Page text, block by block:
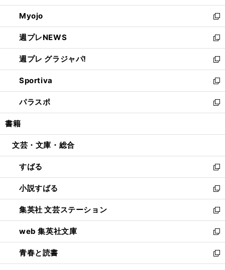
開
く
ウ
で
開
く
ン
ド
ウ
で
開
く
ウ
ィ
ン
ド
ウ
で
開
く
Myojo
新
し
い
ウ
ィ
ン
ド
ウ
で
開
週プレNEWS
新
し
い
ウ
ィ
ン
ド
ウ
開
週プレ グラジャパ!
新
し
い
ウ
ィ
ン
ウ
開
く
Sportiva
新
し
い
ウ
ン
ウ
で
開
く
パラスポ
新
し
ウ
ン
ド
ウ
で
開
く
書籍
文芸・文庫・総合
すばる
新
し
い
ウ
ィ
ン
ド
ウ
で
開
小説すばる
新
し
い
ウ
ィ
ン
ド
ウ
集英社 文芸ステーション
新
し
い
ウ
ィ
ン
web 集英社文庫
新
し
い
ウ
青春と読書
新
し